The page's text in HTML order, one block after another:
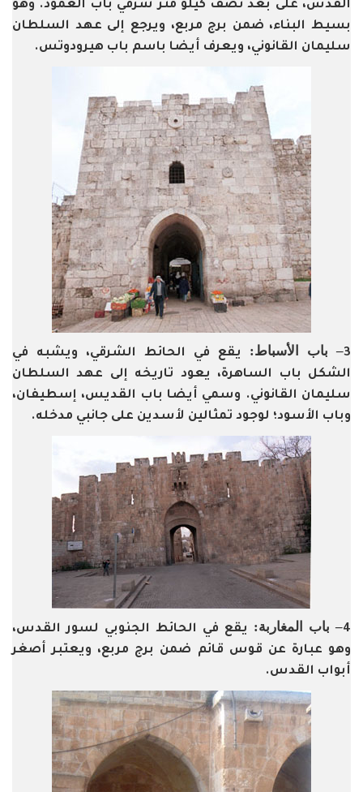
القدس، على بعد نصف كيلو متر شرقي باب العمود. وهو
بسيط البناء، ضمن برج مربع، ويرجع إلى عهد السلطان
سليمان القانوني، ويعرف أيضا باسم باب هيرودوتس.
3– باب الأسباط:
يقع في الحائط الشرقي، ويشبه في
الشكل باب الساهرة، يعود تاريخه إلى عهد السلطان
سليمان القانوني. وسمي أيضا باب القديس، إسطيفان،
وباب الأسود؛ لوجود تمثالين لأسدين على جانبي مدخله.
4– باب المغاربة: يقع في الحائط الجنوبي لسور القدس،
وهو عبارة عن قوس قائم ضمن برج مربع، ويعتبر أصغر
أبواب القدس.